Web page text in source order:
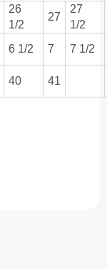
26
1/2
27
27
1/2
6 1/2 7
7 1/2
40 41